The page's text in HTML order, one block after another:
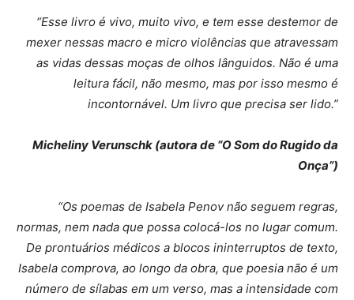
“Esse livro é vivo, muito vivo, e tem esse destemor de
mexer nessas macro e micro violências que atravessam
as vidas dessas moças de olhos lânguidos. Não é uma
leitura fácil, não mesmo, mas por isso mesmo é
incontornável. Um livro que precisa ser lido.”
Micheliny Verunschk (autora de “O Som do Rugido da
Onça”)
“Os poemas de Isabela Penov não seguem regras,
normas, nem nada que possa colocá-los no lugar comum.
De prontuários médicos a blocos ininterruptos de texto,
Isabela comprova, ao longo da obra, que poesia não é um
número de sílabas em um verso, mas a intensidade com